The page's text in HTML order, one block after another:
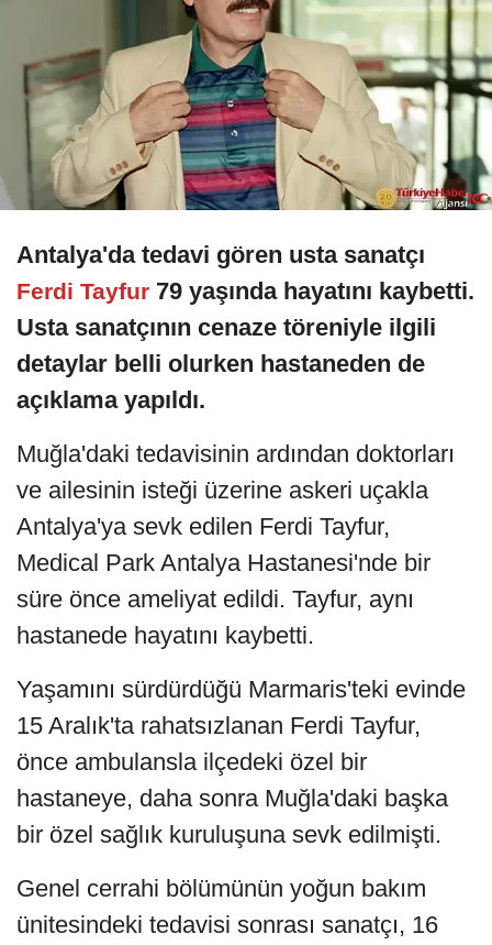
Antalya'da tedavi gören usta sanatçı
Ferdi Tayfur 79 yaşında hayatını kaybetti.
Usta sanatçının cenaze töreniyle ilgili
detaylar belli olurken hastaneden de
açıklama yapıldı.
Muğla'daki tedavisinin ardından doktorları
ve ailesinin isteği üzerine askeri uçakla
Antalya'ya sevk edilen Ferdi Tayfur,
Medical Park Antalya Hastanesi'nde bir
süre önce ameliyat edildi. Tayfur, aynı
hastanede hayatını kaybetti.
Yaşamını sürdürdüğü Marmaris'teki evinde
15 Aralık'ta rahatsızlanan Ferdi Tayfur,
önce ambulansla ilçedeki özel bir
hastaneye, daha sonra Muğla'daki başka
bir özel sağlık kuruluşuna sevk edilmişti.
Genel cerrahi bölümünün yoğun bakım
ünitesindeki tedavisi sonrası sanatçı, 16